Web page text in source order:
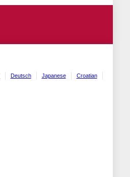
Deutsch Japanese
Croatian